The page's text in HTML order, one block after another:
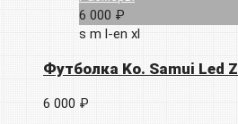
6 000 ₽
s m l-en xl
Футболка Ko. Samui Led Z
6 000 ₽